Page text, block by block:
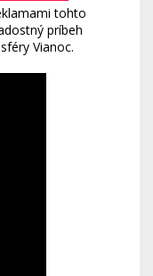
tohto
príbeh
Vianoc.